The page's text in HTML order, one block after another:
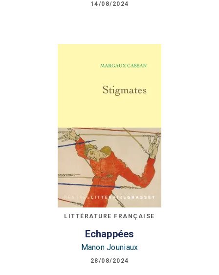
14/08/2024
LITTÉRATURE FRANÇAISE
Echappées
Manon Jouniaux
28/08/2024